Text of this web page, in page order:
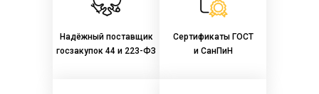
Надёжный поставщик
госзакупок 44 и 223-ФЗ
Сертификаты ГОСТ
и СанПиН